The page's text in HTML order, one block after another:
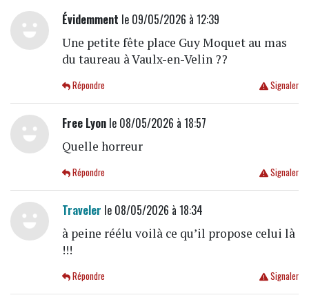
Évidemment le 09/05/2026 à 12:39
Une petite fête place Guy Moquet au mas
du taureau à Vaulx-en-Velin ??
Signaler
Répondre
Free Lyonle 08/05/2026 à 18:57
Quelle horreur
Signaler
Répondre
Traveler le 08/05/2026 à 18:34
à peine réélu voilà ce qu’il propose celui là
!!!
Signaler
Répondre